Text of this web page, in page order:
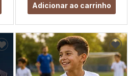
Adicionar ao carrinho